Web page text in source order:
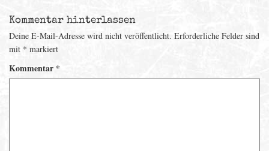
Kommentar hinterlassen
Deine E-Mail-Adresse wird nicht veröffentlicht. Erforderliche Felder sind
mit * markiert
Kommentar *